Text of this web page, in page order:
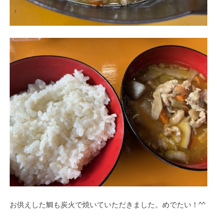
お供えした鯛も炭火で焼いていただきました。めでたい！^^